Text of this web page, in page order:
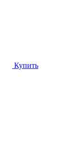
Купить